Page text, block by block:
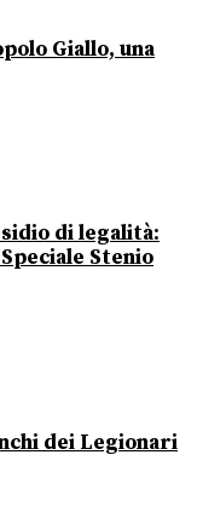
Giallo, una
di legalità:
Stenio
dei Legionari